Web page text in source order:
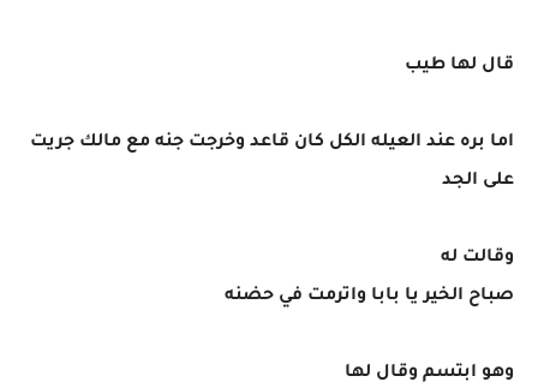
قال لها طيب
اما بره عند العيله الكل كان قاعد وخرجت جنه مع مالك جريت
على الجد
وقالت له
صباح الخير يا بابا واترمت في حضنه
وهو ابتسم وقال لها